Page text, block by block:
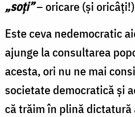
„soţi”– oricare (şi
Este ceva nedemocratic
ajunge la consultarea
acesta, ori nu ne mai
societate democratică şi
că trăim în plină